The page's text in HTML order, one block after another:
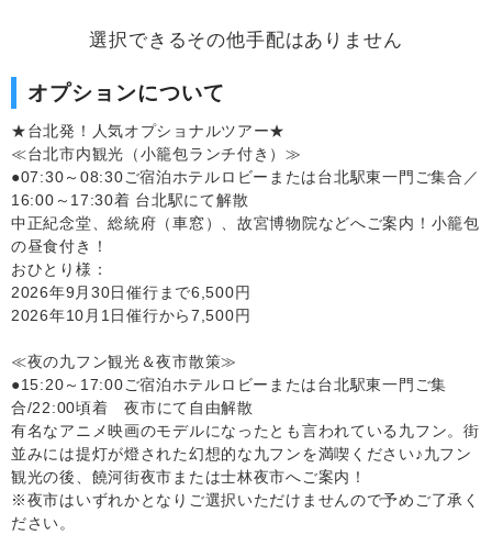
選択できるその他手配はありません
オプションについて
★台北発！人気オプショナルツアー★
≪台北市内観光（小籠包ランチ付き）≫
●07:30～08:30ご宿泊ホテルロビーまたは台北駅東一門ご集合／
16:00～17:30着 台北駅にて解散
中正紀念堂、総統府（車窓）、故宮博物院などへご案内！小籠包
の昼食付き！
おひとり様：
2026年9月30日催行まで6,500円
2026年10月1日催行から7,500円
≪夜の九フン観光＆夜市散策≫
●15:20～17:00ご宿泊ホテルロビーまたは台北駅東一門ご集
合/22:00頃着 夜市にて自由解散
有名なアニメ映画のモデルになったとも言われている九フン。街
並みには提灯が燈された幻想的な九フンを満喫ください♪九フン
観光の後、饒河街夜市または士林夜市へご案内！
※夜市はいずれかとなりご選択いただけませんので予めご了承く
ださい。